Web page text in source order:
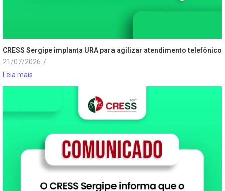
CRESS Sergipe implanta URA para agilizar atendimento telefônico
21/07/2026 /
Leia mais